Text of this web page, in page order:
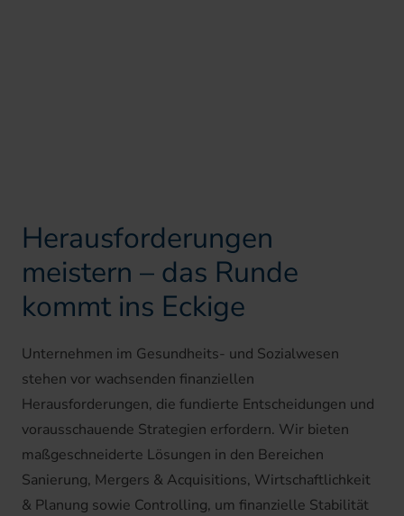
Herausforderungen
meistern – das Runde
kommt ins Eckige
Unternehmen im Gesundheits- und Sozialwesen
stehen vor wachsenden finanziellen
Herausforderungen, die fundierte Entscheidungen und
vorausschauende Strategien erfordern. Wir bieten
maßgeschneiderte Lösungen in den Bereichen
Sanierung, Mergers & Acquisitions, Wirtschaftlichkeit
& Planung sowie Controlling, um finanzielle Stabilität